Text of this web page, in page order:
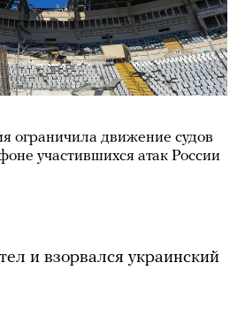
ограничила движение судов
участившихся атак России
и взорвался украинский